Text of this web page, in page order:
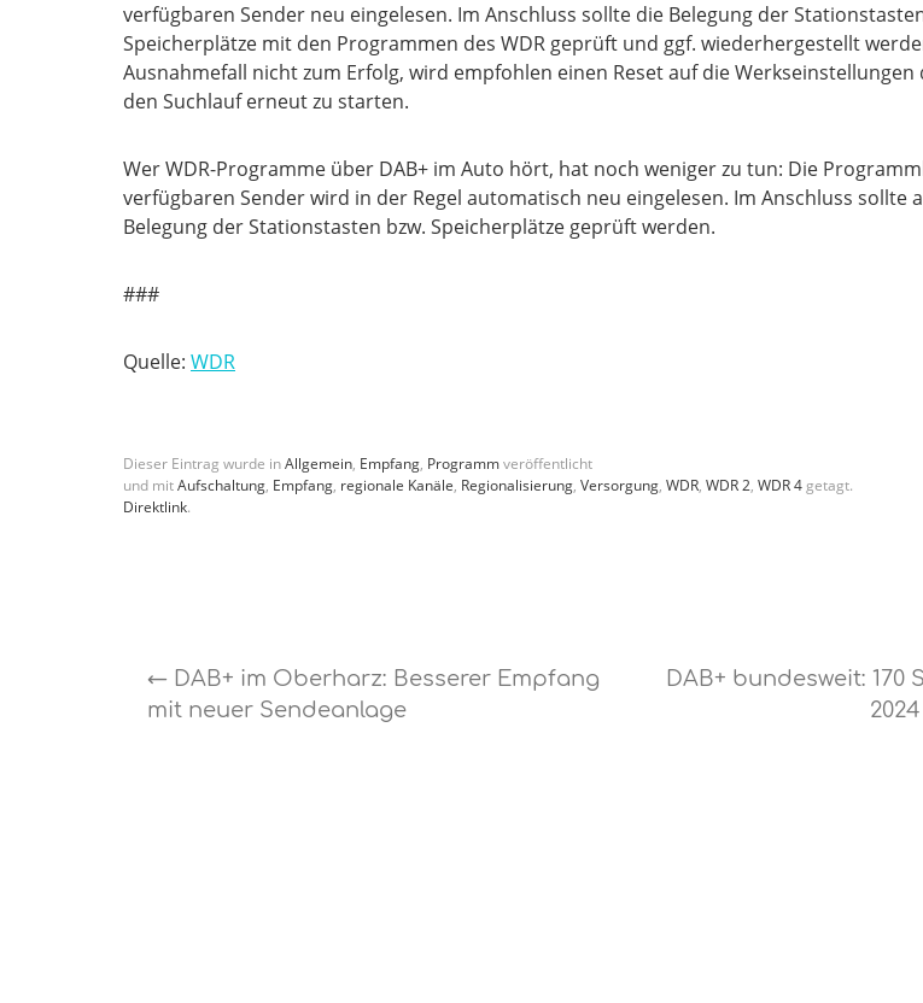
verfügbaren Sender neu eingelesen. Im Anschluss sollte die Belegung der
Speicherplätze mit den Programmen des WDR geprüft und ggf. wiederhergestellt
Ausnahmefall nicht zum Erfolg, wird empfohlen einen Reset auf die
den Suchlauf erneut zu starten.
Wer WDR-Programme über DAB+ im Auto hört, hat noch weniger zu tun: Die
verfügbaren Sender wird in der Regel automatisch neu eingelesen. Im Anschluss sollte
Belegung der Stationstasten bzw. Speicherplätze geprüft werden.
###
Quelle: WDR
Dieser Eintrag wurde inAllgemein, Empfang, Programmveröffentlicht
und mitAufschaltung, Empfang, regionale Kanäle, Regionalisierung, Versorgung, WDR, WDR 2, WDR 4 getagt.
Direktlink.
← DAB+ im Oberharz: Besserer Empfang
mit neuer Sendeanlage
DAB+ bundesweit: